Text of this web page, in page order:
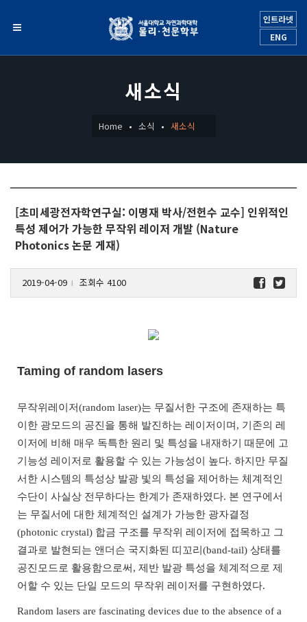
인트라넷
ENG
새소식
Home 소식 새소식
[초미세광전자학연구실: 이명재 박사/전헌수 교수] 인위적인
특성 제어가 가능한 무작위 레이저 개발 (Nature
Photonics 논문 게재)
2019-04-09 l 조회수 4100
Taming of random lasers
무작위레이저(random laser)는 무질서한 구조에 존재하는 특
이한 광모드의 공진을 통해 발진하는 레이저이며, 기존의 레
이저에 비해 매우 독특한 원리 및 특성을 내재하기 때문에 고
기능성 레이저로 활용할 수 있는 가능성이 높다. 하지만 무질
서한 시스템의 특성상 발광 빛의 특성을 제어하는 체계적인
수단이 사실상 전무하다는 한계가 존재하였다. 본 연구에서
는 무질서에 대한 체계적인 설계가 가능한 광자결정
(photonic crystal) 합금 구조를 무작위 레이저에 접목하고 그
결과로 발현되는 앤더슨 국지화된 띠꼬리(band-tail) 상태를
공진모드로 활용함으로써, 제반 발광 특성을 체계적으로 제
어할 수 있는 단일 모드의 무작위 레이저를 구현하였다.
Random lasers are fascinating devices due to the absence of a